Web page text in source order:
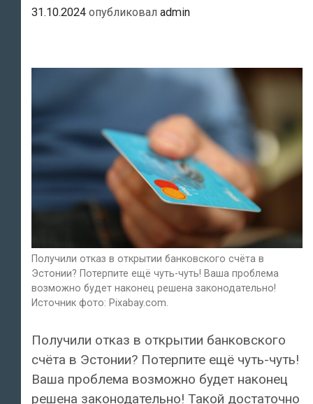
31.10.2024 опубликовал admin
Получили отказ в открытии банковского счёта в
Эстонии? Потерпите ещё чуть-чуть! Ваша проблема
возможно будет наконец решена законодательно!
Источник фото: Pixabay.com.
Получили отказ в открытии банковского
счёта в Эстонии? Потерпите ещё чуть-чуть!
Ваша проблема возможно будет наконец
решена законодательно! Такой достаточно